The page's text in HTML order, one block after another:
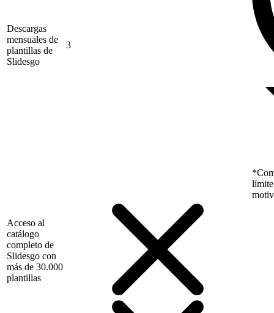
Descargas
mensuales de
plantillas de
Slidesgo
3
límite
Acceso al
catálogo
completo de
Slidesgo con
más de 30.000
plantillas